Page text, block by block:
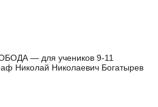
— для учеников 9-11
Николай Николаевич Богатырев